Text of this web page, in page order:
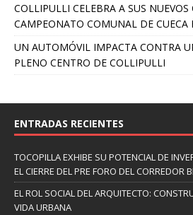
COLLIPULLI CELEBRA A SUS
CAMPEONATO COMUNAL DE CUECA
UN AUTOMÓVIL IMPACTA CONTRA
PLENO CENTRO DE COLLIPULLI
ENTRADAS RECIENTES
TOCOPILLA EXHIBE SU POTENCIAL DE
EL CIERRE DEL PRE FORO DEL CORREDOR
EL ROL SOCIAL DEL ARQUITECTO:
VIDA URBANA